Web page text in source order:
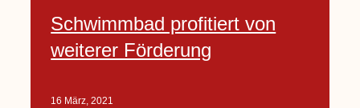
Schwimmbad profitiert von
weiterer Förderung
16 März, 2021